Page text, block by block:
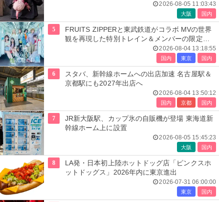
2026-08-05 11:03:43
大阪 国内
5
FRUITS ZIPPERと東武鉄道がコラボ MVの世界
観を再現した特別トレイン＆メンバーの限定ア
2026-08-04 13:18:55
国内 東京 国内
6
スタバ、新幹線ホームへの出店加速 名古屋駅＆
京都駅にも2027年出店へ
2026-08-04 13:50:12
国内 京都 国内
7
JR新大阪駅、カップ氷の自販機が登場 東海道新
幹線ホーム上に設置
2026-08-05 15:45:23
大阪 国内
8
LA発・日本初上陸ホットドッグ店「ピンクスホ
ットドッグス」2026年内に東京進出
2026-07-31 06:00:00
東京 国内